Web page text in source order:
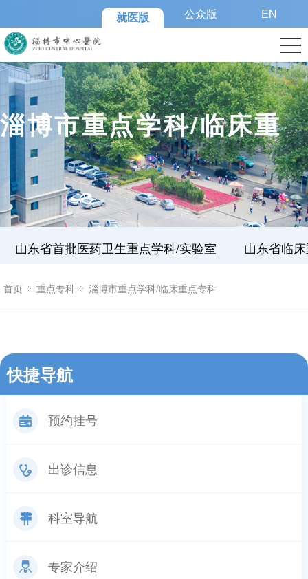
就医版 公众版 EN
淄博市重点学科/临床重
点专科
山东省首批医药卫生重点学科/实验室 山东省临
首页 重点专科 淄博市重点学科/临床重点专科
快捷导航
预约挂号
出诊信息
科室导航
专家介绍